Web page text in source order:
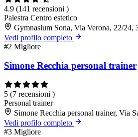
4.9 (141 recensioni )
Palestra Centro estetico
Gymnasium Sona, Via Verona, 22/24,
Vedi profilo completo
#2 Migliore
Simone Recchia personal trainer
5 (7 recensioni )
Personal trainer
Simone Recchia personal trainer, Via
Vedi profilo completo
#3 Migliore